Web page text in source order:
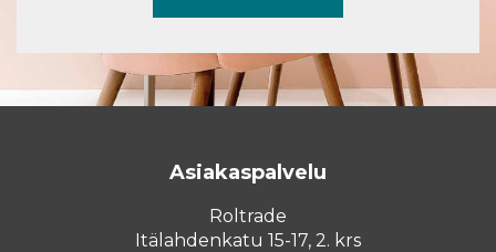
Asiakaspalvelu
Roltrade
Itälahdenkatu 15-17, 2. krs